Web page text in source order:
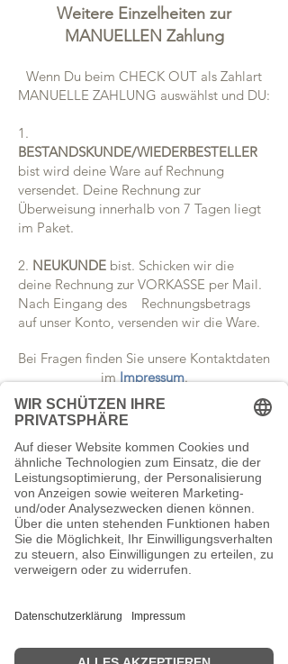
Weitere Einzelheiten zur
MANUELLEN Zahlung
Wenn Du beim CHECK OUT als Zahlart
MANUELLE ZAHLUNG auswählst und DU:
1.
BESTANDSKUNDE/WIEDERBESTELLER
bist wird deine Ware auf Rechnung
versendet. Deine Rechnung zur
Überweisung innerhalb von 7 Tagen liegt
im Paket.
2. NEUKUNDE bist. Schicken wir die
deine Rechnung zur VORKASSE per Mail.
Nach Eingang des Rechnungsbetrags
auf unser Konto, versenden wir die Ware.
Bei Fragen finden Sie unsere Kontaktdaten
im Impressum.
TEEspresso